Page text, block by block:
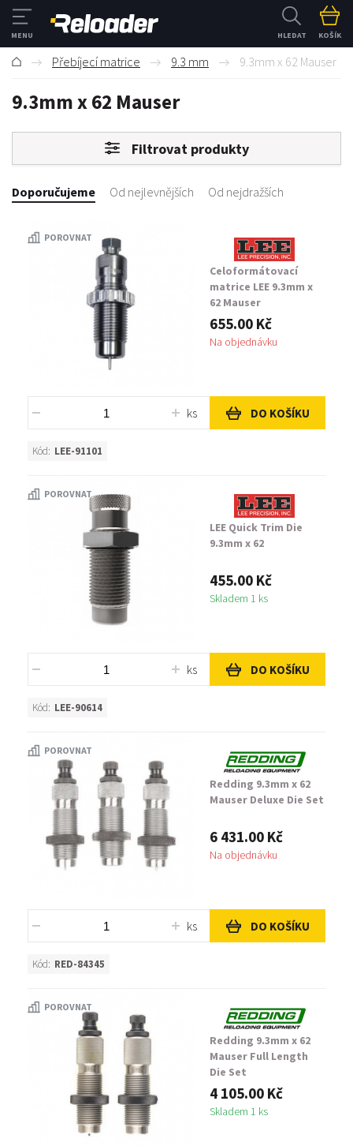
HLEDAT KOŠÍK
Přebíjecí matrice 9.3 mm 9.3mm x 62 Mauser
9.3mm x 62 Mauser
Filtrovat produkty
Doporučujeme Od nejlevnějších Od nejdražších
POROVNAT
Celoformátovací
matrice LEE 9.3mm x
62 Mauser
655.00 Kč
Na objednávku
ks DO KOŠÍKU
Kód: LEE-91101
POROVNAT
LEE Quick Trim Die
9.3mm x 62
455.00 Kč
Skladem 1 ks
ks DO KOŠÍKU
Kód: LEE-90614
POROVNAT
Redding 9.3mm x 62
Mauser Deluxe Die Set
6 431.00 Kč
Na objednávku
ks DO KOŠÍKU
Kód: RED-84345
POROVNAT
Redding 9.3mm x 62
Mauser Full Length
Die Set
4 105.00 Kč
Skladem 1 ks